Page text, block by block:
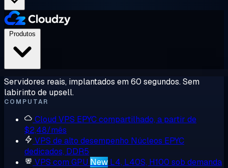
Servidores reais, implantados em 60 segundos. Sem
labirinto de upsell.
COMPUTAR
Cloud VPS EPYC compartilhado, a partir de
$2,48/mês
VPS de alto desempenho Núcleos EPYC
dedicados, DDR5
VPS com GPU New L4, L40S, H100 sob demanda